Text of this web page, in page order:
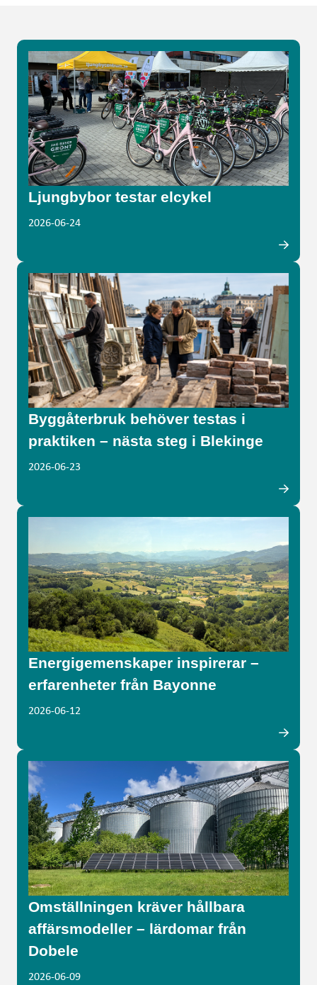
Ljungbybor testar elcykel
2026-06-24
Byggåterbruk behöver testas i
praktiken – nästa steg i Blekinge
2026-06-23
Energigemenskaper inspirerar –
erfarenheter från Bayonne
2026-06-12
Omställningen kräver hållbara
affärsmodeller – lärdomar från
Dobele
2026-06-09